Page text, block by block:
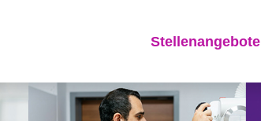
Stellenangebote